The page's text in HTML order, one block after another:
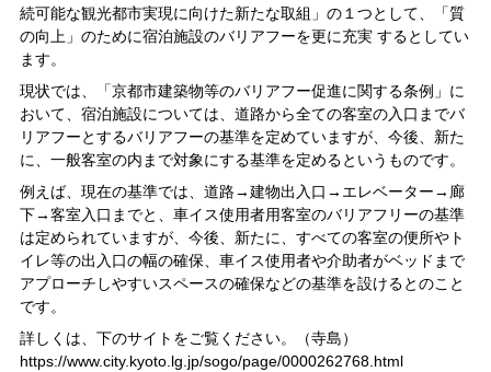
続可能な観光都市実現に向けた新たな取組」の１つとして、「質
の向上」のために宿泊施設のバリアフーを更に充実 するとしてい
ます。
現状では、「京都市建築物等のバリアフー促進に関する条例」に
おいて、宿泊施設については、道路から全ての客室の入口までバ
リアフーとするバリアフーの基準を定めていますが、今後、新た
に、一般客室の内まで対象にする基準を定めるというものです。
例えば、現在の基準では、道路→建物出入口→エレベーター→廊
下→客室入口までと、車イス使用者用客室のバリアフリーの基準
は定められていますが、今後、新たに、すべての客室の便所やト
イレ等の出入口の幅の確保、車イス使用者や介助者がベッドまで
アプローチしやすいスペースの確保などの基準を設けるとのこと
です。
詳しくは、下のサイトをご覧ください。（寺島）
https://www.city.kyoto.lg.jp/sogo/page/0000262768.html